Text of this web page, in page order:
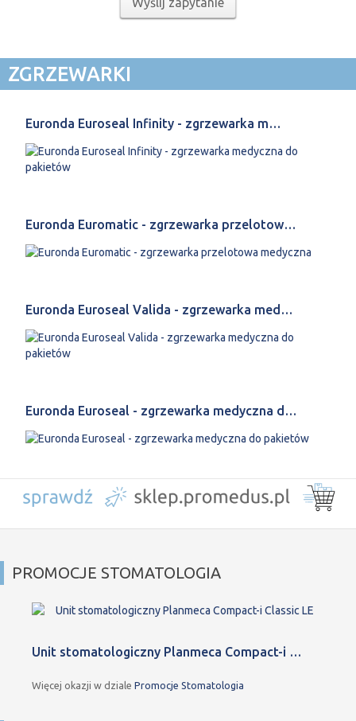
ZGRZEWARKI
Euronda Euroseal Infinity - zgrzewarka m…
Euronda Euromatic - zgrzewarka przelotow…
Euronda Euroseal Valida - zgrzewarka med…
Euronda Euroseal - zgrzewarka medyczna d…
PROMOCJE STOMATOLOGIA
Unit stomatologiczny Planmeca Compact-i …
Więcej okazji w dziale Promocje Stomatologia